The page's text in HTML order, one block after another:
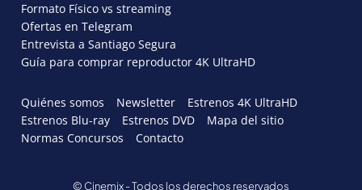
Formato Físico vs streaming
Ofertas en Telegram
Entrevista a Santiago Segura
Guía para comprar reproductor 4K UltraHD
Quiénes somos Newsletter
Estrenos 4K UltraHD
Estrenos Blu-ray
Estrenos DVD
Mapa del sitio
Normas Concursos
Contacto
© Cinemix - Todos los derechos reservados